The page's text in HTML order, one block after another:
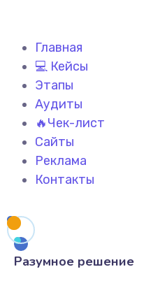
Главная
💻 Кейсы
Этапы
Аудиты
🔥Чек-лист
Сайты
Реклама
Контакты
Разумное решение